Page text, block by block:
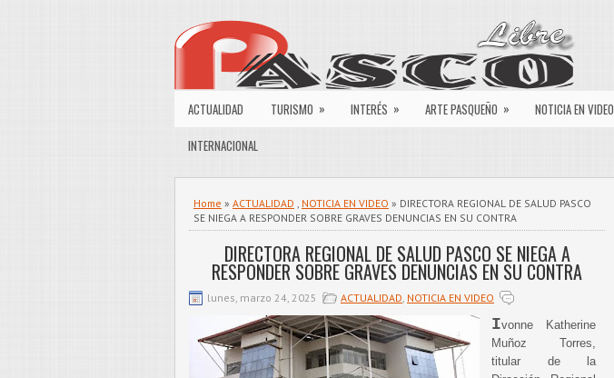
ACTUALIDAD TURISMO » INTERÉS » ARTE PASQUEÑO » NOTICIA EN VIDEO
INTERNACIONAL
Home » ACTUALIDAD , NOTICIA EN VIDEO » DIRECTORA REGIONAL DE SALUD PASCO
SE NIEGA A RESPONDER SOBRE GRAVES DENUNCIAS EN SU CONTRA
DIRECTORA REGIONAL DE SALUD PASCO SE NIEGA A
RESPONDER SOBRE GRAVES DENUNCIAS EN SU CONTRA
lunes, marzo 24, 2025 ACTUALIDAD, NOTICIA EN VIDEO
Ivonne Katherine
Muñoz Torres,
titular de la